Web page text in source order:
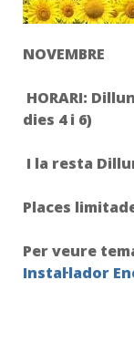
NOVEMBRE
HORARI:
dies 4 i 6)
I la resta
Places
Per veure
Instal·lador